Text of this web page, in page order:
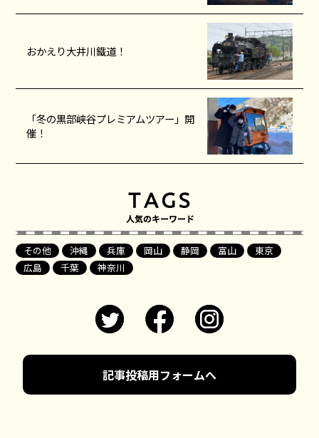
おかえり大井川鐵道！
「冬の黒部峡谷プレミアムツアー」開
催！
その他 沖縄 兵庫 岡山 静岡 富山
東京
広島
千葉 神奈川
記事投稿用フォームへ